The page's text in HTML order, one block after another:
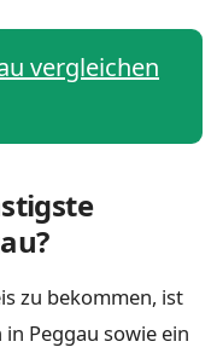
vergleichen
zu bekommen, ist
Peggau sowie ein